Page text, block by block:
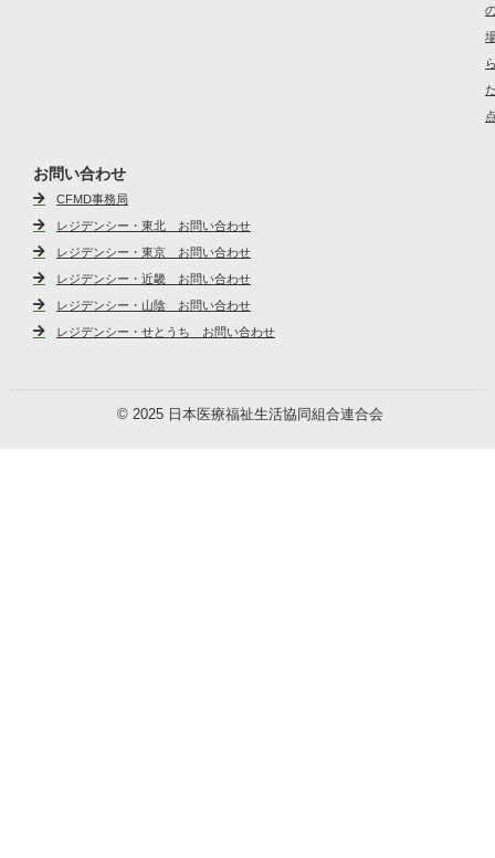
お問い合わせ
CFMD事務局
レジデンシー・東北 お問い合わせ
レジデンシー・東京 お問い合わせ
レジデンシー・近畿 お問い合わせ
レジデンシー・山陰 お問い合わせ
レジデンシー・せとうち お問い合わせ
© 2025 日本医療福祉生活協同組合連合会